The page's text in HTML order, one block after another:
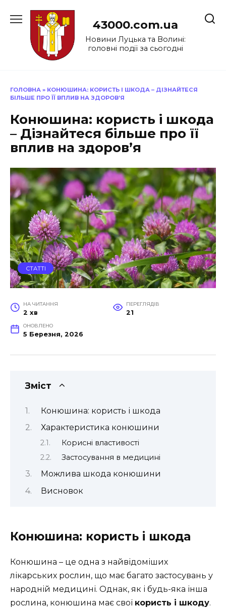
до
43000.com.ua
Новини Луцька та Волині:
головні події за сьогодні
ГОЛОВНА » КОНЮШИНА: КОРИСТЬ І ШКОДА – ДІЗНАЙТЕСЯ
БІЛЬШЕ ПРО ЇЇ ВПЛИВ НА ЗДОРОВ’Я
Конюшина: користь і шкода
– Дізнайтеся більше про її
вплив на здоров’я
СТАТТІ
НА ЧИТАННЯ
2 хв
ПЕРЕГЛЯДІВ
21
ОНОВЛЕНО
5 Березня, 2026
Зміст
Конюшина: користь і шкода
Характеристика конюшини
Корисні властивості
Застосування в медицині
Можлива шкода конюшини
Висновок
Конюшина: користь і шкода
Конюшина – це одна з найвідоміших
лікарських рослин, що має багато застосувань у
народній медицині. Однак, як і будь-яка інша
рослина, конюшина має свої користь і шкоду.